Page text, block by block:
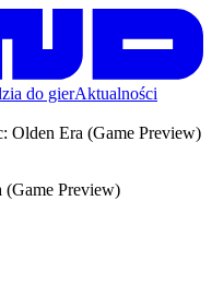
do gierAktualności
(Game Preview)